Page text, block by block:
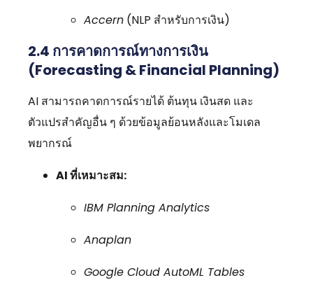
Accern (NLP สำหรับการเงิน)
2.4 การคาดการณ์ทางการเงิน
(Forecasting & Financial Planning)
AI สามารถคาดการณ์รายได้ ต้นทุน เงินสด และ
ตัวแปรสำคัญอื่น ๆ ด้วยข้อมูลย้อนหลังและโมเดล
พยากรณ์
AI ที่เหมาะสม:
IBM Planning Analytics
Anaplan
Google Cloud AutoML Tables